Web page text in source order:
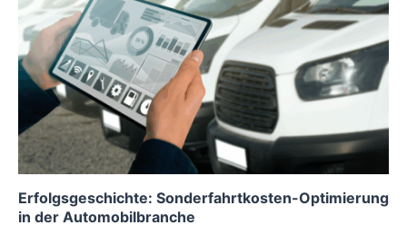
Erfolgsgeschichte: Sonderfahrtkosten-Optimierung
in der Automobilbranche